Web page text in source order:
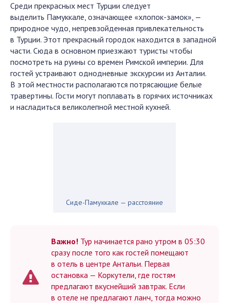
Среди прекрасных мест Турции следует
выделить Памуккале, означающее «хлопок-замок», —
природное чудо, непревзойденная привлекательность
в Турции. Этот прекрасный городок находится в западной
части. Сюда в основном приезжают туристы чтобы
посмотреть на руины со времен Римской империи. Для
гостей устраивают однодневные экскурсии из Анталии.
В этой местности располагаются потрясающие белые
травертины. Гости могут поплавать в горячих источниках
и насладиться великолепной местной кухней.
Сиде-Памуккале — расстояние
Важно! Тур начинается рано утром в 05:30
сразу после того как гостей помещают
в отель в центре Антальи. Первая
остановка — Коркутели, где гостям
предлагают вкуснейший завтрак. Если
в отеле не предлагают ланч, тогда можно